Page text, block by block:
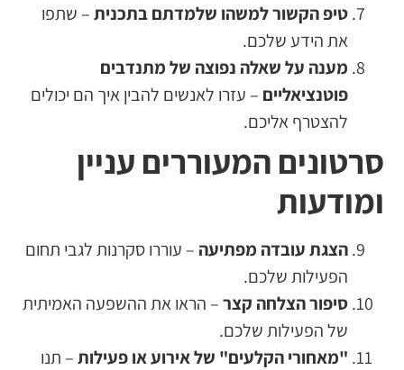
טיפ הקשור למשהו שלמדתם בתכנית– שתפו
את הידע שלכם.
מענה על שאלה נפוצה של מתנדבים
פוטנציאליים – עזרו לאנשים להבין איך הם יכולים
להצטרף אליכם.
סרטונים המעוררים עניין
ומודעות
הצגת עובדה מפתיעה – עוררו סקרנות לגבי תחום
הפעילות שלכם.
סיפור הצלחה קצר– הראו את ההשפעה האמיתית
של הפעילות שלכם.
"מאחורי הקלעים" של אירוע או פעילות– תנו